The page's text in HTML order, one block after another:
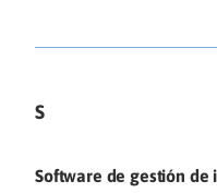
S
Software de gestión de